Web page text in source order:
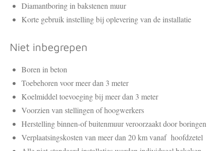
Diamantboring in bakstenen muur
Korte gebruik instelling bij oplevering van de installatie
Niet inbegrepen
Boren in beton
Toebehoren voor meer dan 3 meter
Koelmiddel toevoeging bij meer dan 3 meter
Voorzien van stellingen of hoogwerkers
Herstelling binnen-of buitenmuur veroorzaakt door boringen
Verplaatsingskosten van meer dan 20 km vanaf hoofdzetel